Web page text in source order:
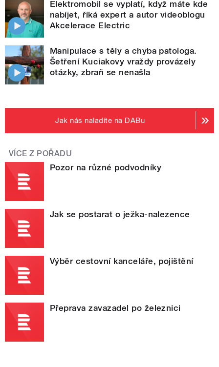
Elektromobil se vyplatí, když máte kde
nabíjet, říká expert a autor videoblogu
Akcelerace Electric
Manipulace s těly a chyba patologa.
Šetření Kuciakovy vraždy provázely
otázky, zbraň se nenašla
Jak nás naladíte na DABu
VÍCE Z POŘADU
Pozor na různé podvodníky
Jak se postarat o ježka-nalezence
Výběr cestovní kanceláře, pojištění
Přeprava zavazadel po železnici